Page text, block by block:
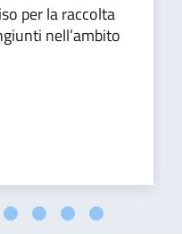
per la raccolta
nell’ambito